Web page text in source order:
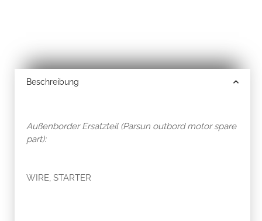
Beschreibung
Außenborder Ersatzteil (Parsun outbord motor spare
part):
WIRE, STARTER